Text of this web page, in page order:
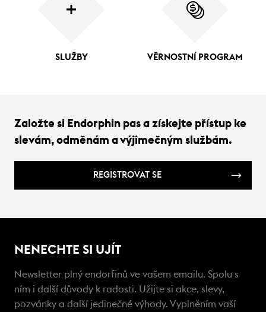
SLUŽBY VĚRNOSTNÍ PROGRAM
Založte si Endorphin pas a získejte přístup ke
slevám, odměnám a výjimečným službám.
REGISTROVAT SE
NENECHTE SI UJÍT
Newsletter plný endorfinů ve vašem emailu. Spolu s
ním i další důvody k radosti. Užijte si akce, slevy,
pozvánky a další jedinečné výhody. Vyplněním vaší